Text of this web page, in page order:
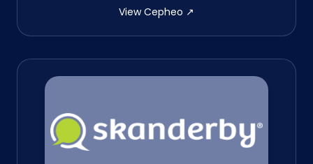
View Cepheo ↗